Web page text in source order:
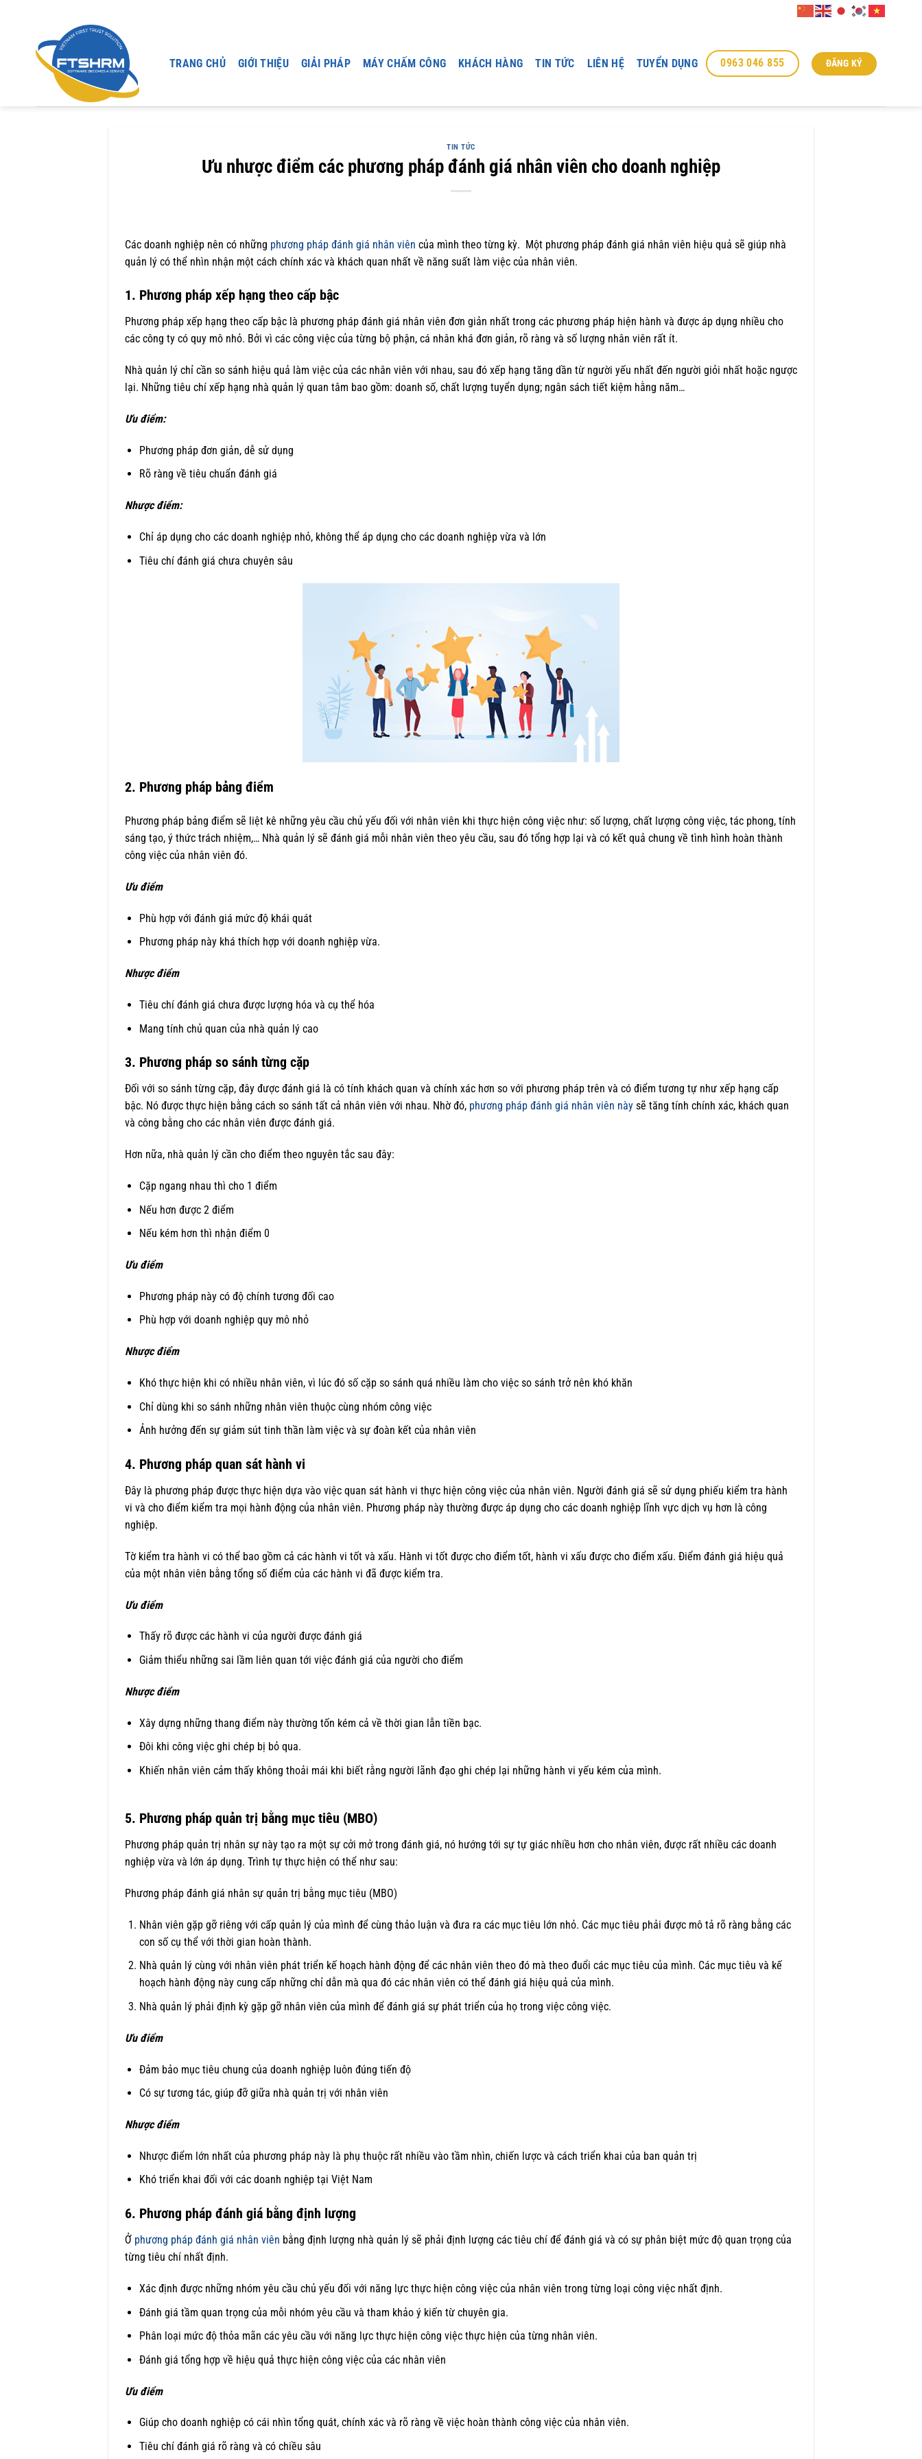
TRANG CHỦ GIỚI THIỆU GIẢI PHÁP MÁY CHẤM CÔNG KHÁCH HÀNG TIN TỨC LIÊN HỆ TUYỂN DỤNG 0963 046 855 ĐĂNG KÝ
TIN TỨC
Ưu nhược điểm các phương pháp đánh giá nhân viên cho doanh nghiệp
Các doanh nghiệp nên có những phương pháp đánh giá nhân viên của mình theo từng kỳ. Một phương pháp đánh giá nhân viên hiệu quả sẽ giúp nhà
quản lý có thể nhìn nhận một cách chính xác và khách quan nhất về năng suất làm việc của nhân viên.
1. Phương pháp xếp hạng theo cấp bậc
Phương pháp xếp hạng theo cấp bậc là phương pháp đánh giá nhân viên đơn giản nhất trong các phương pháp hiện hành và được áp dụng nhiều cho
các công ty có quy mô nhỏ. Bởi vì các công việc của từng bộ phận, cá nhân khá đơn giản, rõ ràng và số lượng nhân viên rất ít.
Nhà quản lý chỉ cần so sánh hiệu quả làm việc của các nhân viên với nhau, sau đó xếp hạng tăng dần từ người yếu nhất đến người giỏi nhất hoặc ngược
lại. Những tiêu chí xếp hạng nhà quản lý quan tâm bao gồm: doanh số, chất lượng tuyển dụng; ngân sách tiết kiệm hằng năm…
Ưu điểm:
Phương pháp đơn giản, dễ sử dụng
Rõ ràng về tiêu chuẩn đánh giá
Nhược điểm:
Chỉ áp dụng cho các doanh nghiệp nhỏ, không thể áp dụng cho các doanh nghiệp vừa và lớn
Tiêu chí đánh giá chưa chuyên sâu
2. Phương pháp bảng điểm
Phương pháp bảng điểm sẽ liệt kê những yêu cầu chủ yếu đối với nhân viên khi thực hiện công việc như: số lượng, chất lượng công việc, tác phong, tính
sáng tạo, ý thức trách nhiệm,… Nhà quản lý sẽ đánh giá mỗi nhân viên theo yêu cầu, sau đó tổng hợp lại và có kết quả chung về tình hình hoàn thành
công việc của nhân viên đó.
Ưu điểm
Phù hợp với đánh giá mức độ khái quát
Phương pháp này khá thích hợp với doanh nghiệp vừa.
Nhược điểm
Tiêu chí đánh giá chưa được lượng hóa và cụ thể hóa
Mang tính chủ quan của nhà quản lý cao
3. Phương pháp so sánh từng cặp
Đối với so sánh từng cặp, đây được đánh giá là có tính khách quan và chính xác hơn so với phương pháp trên và có điểm tương tự như xếp hạng cấp
bậc. Nó được thực hiện bằng cách so sánh tất cả nhân viên với nhau. Nhờ đó,phương pháp đánh giá nhân viên nàysẽ tăng tính chính xác, khách quan
và công bằng cho các nhân viên được đánh giá.
Hơn nữa, nhà quản lý cần cho điểm theo nguyên tắc sau đây:
Cặp ngang nhau thì cho 1 điểm
Nếu hơn được 2 điểm
Nếu kém hơn thì nhận điểm 0
Ưu điểm
Phương pháp này có độ chính tương đối cao
Phù hợp với doanh nghiệp quy mô nhỏ
Nhược điểm
Khó thực hiện khi có nhiều nhân viên, vì lúc đó số cặp so sánh quá nhiều làm cho việc so sánh trở nên khó khăn
Chỉ dùng khi so sánh những nhân viên thuộc cùng nhóm công việc
Ảnh hưởng đến sự giảm sút tinh thần làm việc và sự đoàn kết của nhân viên
4. Phương pháp quan sát hành vi
Đây là phương pháp được thực hiện dựa vào việc quan sát hành vi thực hiện công việc của nhân viên. Người đánh giá sẽ sử dụng phiếu kiểm tra hành
vi và cho điểm kiểm tra mọi hành động của nhân viên. Phương pháp này thường được áp dụng cho các doanh nghiệp lĩnh vực dịch vụ hơn là công
nghiệp.
Tờ kiểm tra hành vi có thể bao gồm cả các hành vi tốt và xấu. Hành vi tốt được cho điểm tốt, hành vi xấu được cho điểm xấu. Điểm đánh giá hiệu quả
của một nhân viên bằng tổng số điểm của các hành vi đã được kiểm tra.
Ưu điểm
Thấy rõ được các hành vi của người được đánh giá
Giảm thiểu những sai lầm liên quan tới việc đánh giá của người cho điểm
Nhược điểm
Xây dựng những thang điểm này thường tốn kém cả về thời gian lẫn tiền bạc.
Đôi khi công việc ghi chép bị bỏ qua.
Khiến nhân viên cảm thấy không thoải mái khi biết rằng người lãnh đạo ghi chép lại những hành vi yếu kém của mình.
5. Phương pháp quản trị bằng mục tiêu (MBO)
Phương pháp quản trị nhân sự này tạo ra một sự cởi mở trong đánh giá, nó hướng tới sự tự giác nhiều hơn cho nhân viên, được rất nhiều các doanh
nghiệp vừa và lớn áp dụng. Trình tự thực hiện có thể như sau:
Phương pháp đánh giá nhân sự quản trị bằng mục tiêu (MBO)
Nhân viên gặp gỡ riêng với cấp quản lý của mình để cùng thảo luận và đưa ra các mục tiêu lớn nhỏ. Các mục tiêu phải được mô tả rõ ràng bằng các
con số cụ thể với thời gian hoàn thành.
Nhà quản lý cùng với nhân viên phát triển kế hoạch hành động để các nhân viên theo đó mà theo đuổi các mục tiêu của mình. Các mục tiêu và kế
hoạch hành động này cung cấp những chỉ dẫn mà qua đó các nhân viên có thể đánh giá hiệu quả của mình.
Nhà quản lý phải định kỳ gặp gỡ nhân viên của mình để đánh giá sự phát triển của họ trong việc công việc.
Ưu điểm
Đảm bảo mục tiêu chung của doanh nghiệp luôn đúng tiến độ
Có sự tương tác, giúp đỡ giữa nhà quản trị với nhân viên
Nhược điểm
Nhược điểm lớn nhất của phương pháp này là phụ thuộc rất nhiều vào tầm nhìn, chiến lược và cách triển khai của ban quản trị
Khó triển khai đối với các doanh nghiệp tại Việt Nam
6. Phương pháp đánh giá bằng định lượng
Ở phương pháp đánh giá nhân viên bằng định lượng nhà quản lý sẽ phải định lượng các tiêu chí để đánh giá và có sự phân biệt mức độ quan trọng của
từng tiêu chí nhất định.
Xác định được những nhóm yêu cầu chủ yếu đối với năng lực thực hiện công việc của nhân viên trong từng loại công việc nhất định.
Đánh giá tầm quan trọng của mỗi nhóm yêu cầu và tham khảo ý kiến từ chuyên gia.
Phân loại mức độ thỏa mãn các yêu cầu với năng lực thực hiện công việc thực hiện của từng nhân viên.
Đánh giá tổng hợp về hiệu quả thực hiện công việc của các nhân viên
Ưu điểm
Giúp cho doanh nghiệp có cái nhìn tổng quát, chính xác và rõ ràng về việc hoàn thành công việc của nhân viên.
Tiêu chí đánh giá rõ ràng và có chiều sâu